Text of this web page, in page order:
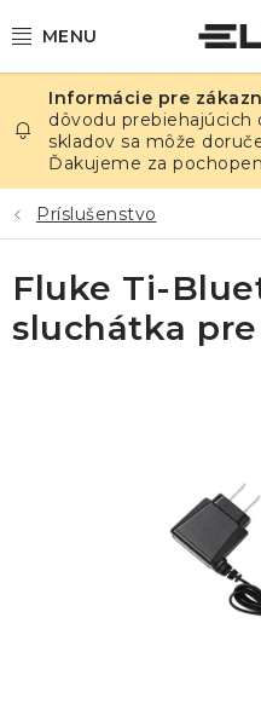
na
ELEKTRINA
TEPLOTA A VLHKOSŤ
TLAK A ÚNIKY
ZÁZNAMNÍKY
dôvodu prebiehajúcich
skladov sa môže
Ďakujeme za
Príslušenstvo
Fluke Ti-
sluchátka